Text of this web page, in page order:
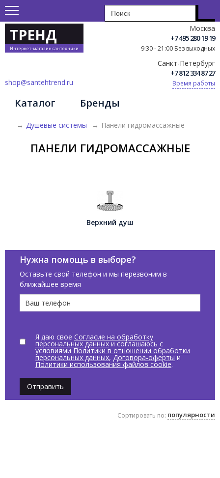
ТРЕНД
Интернет-магазин сантехники
Москва
+7 495 280 19 19
9:30 - 21:00 Без выходных
Санкт-Петербург
+7 812 334 87 27
Время работы
shop@santehtrend.ru
Каталог Бренды
→ Душевые системы → Панели гидромассажные
ПАНЕЛИ ГИДРОМАССАЖНЫЕ
Верхний душ
Нужна помощь в выборе?
Оставьте свой телефон и мы перезвоним в
ближайшее время
Я даю свое Согласие на обработку
персональных данныхи соглашаюсь с
условиями Политики в отношении обработки
персональных данных, Договора-оферты и
Политики использования файлов cookie.
Отправить
Сортировать по: популярности